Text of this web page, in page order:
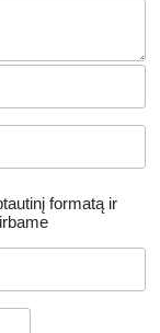
formatą ir